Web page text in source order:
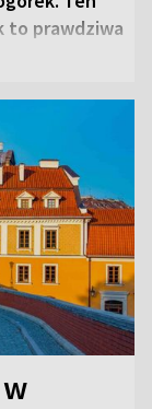
to prawdziwa